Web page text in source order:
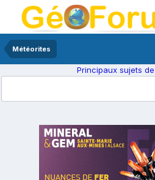
Météorites
Principaux sujets